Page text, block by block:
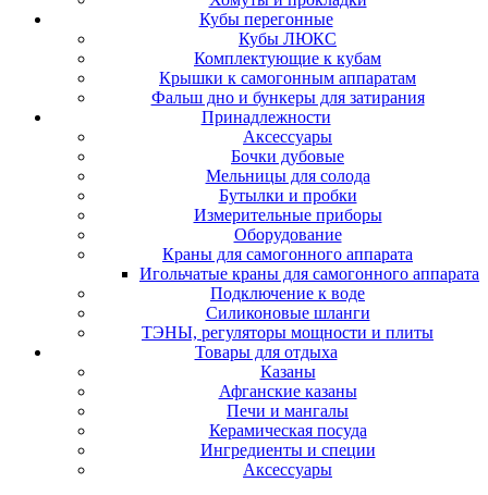
Кубы перегонные
Кубы ЛЮКС
Комплектующие к кубам
Крышки к самогонным аппаратам
Фальш дно и бункеры для затирания
Принадлежности
Аксессуары
Бочки дубовые
Мельницы для солода
Бутылки и пробки
Измерительные приборы
Оборудование
Краны для самогонного аппарата
Игольчатые краны для самогонного аппарата
Подключение к воде
Силиконовые шланги
ТЭНЫ, регуляторы мощности и плиты
Товары для отдыха
Казаны
Афганские казаны
Печи и мангалы
Керамическая посуда
Ингредиенты и специи
Аксессуары